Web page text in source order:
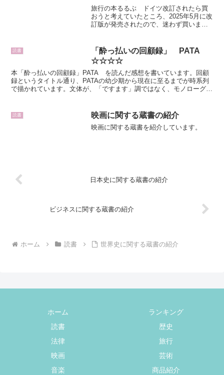
旅行の本るるぶ ドイツ改訂されたら買
おうと考えていたところ、2025年5月に改
訂版が発売されたので、迷わず買いまし
ィック街道購入検討時点で、るるぶより
も発売日が遅かった...
読書
「酔っ払いの回顧録」 PATA
☆☆☆☆
本「酔っ払いの回顧録」PATA を読んだ感想を書いています。回顧
録というタイトル通り、PATAの幼少期から現在に至るまでが時系列
で描かれています。文体が、「ですます」調ではなく、モノローグ調
読書 映画に関する蔵書の紹介
映画に関する蔵書を紹介しています。
日本史に関する蔵書の紹介
ビジネスに関する蔵書の紹介
ホーム 読書 世界史に関する蔵書の紹介
ホーム
ランキング
読書
歴史
法律
旅行
映画
芸術
音楽
商品紹介